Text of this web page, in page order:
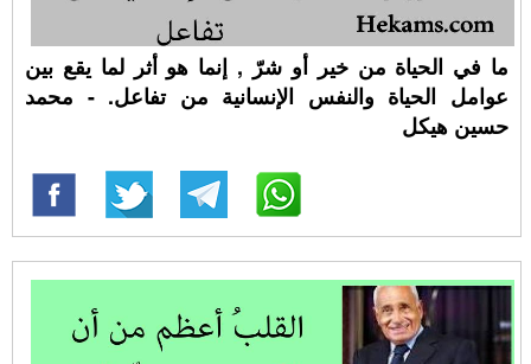
ما في الحياة من خير أو شرّ , إنما هو أثر لما يقع بين
عوامل الحياة والنفس الإنسانية من تفاعل. - محمد
حسين هيكل